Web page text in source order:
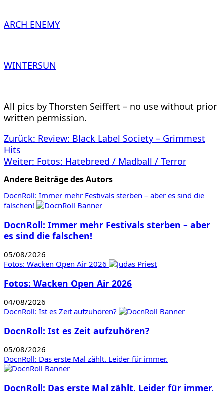
ARCH ENEMY
WINTERSUN
All pics by Thorsten Seiffert – no use without prior
written permission.
Beitragsnavigation
Zurück: Review: Black Label Society – Grimmest
Hits
Weiter: Fotos: Hatebreed / Madball / Terror
Andere Beiträge des Autors
DocnRoll: Immer mehr Festivals sterben – aber es sind die
falschen!
DocnRoll: Immer mehr Festivals sterben – aber
es sind die falschen!
05/08/2026
Fotos: Wacken Open Air 2026
Fotos: Wacken Open Air 2026
04/08/2026
DocnRoll: Ist es Zeit aufzuhören?
DocnRoll: Ist es Zeit aufzuhören?
05/08/2026
DocnRoll: Das erste Mal zählt. Leider für immer.
DocnRoll: Das erste Mal zählt. Leider für immer.